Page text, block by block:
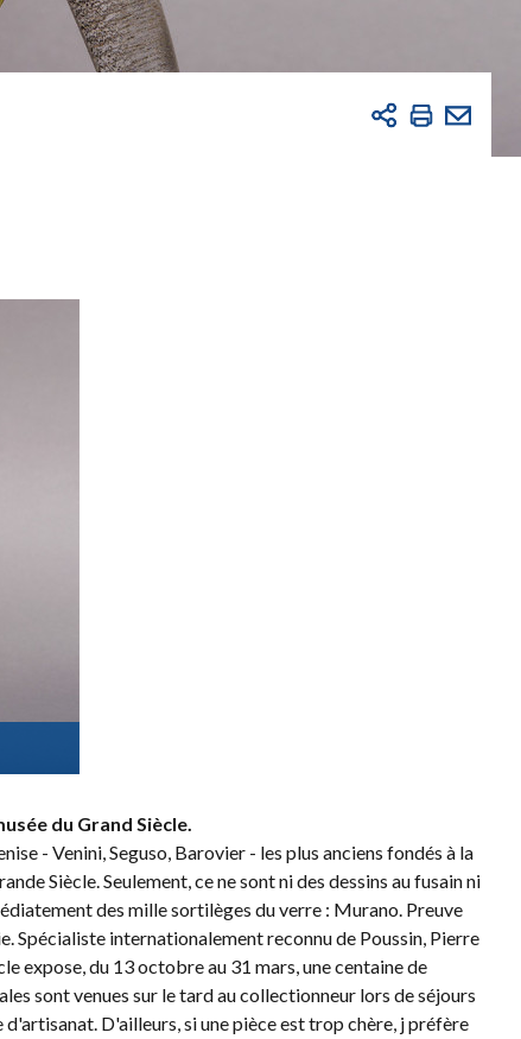
du Grand Siècle.
- Venini, Seguso, Barovier - les plus anciens fondés à la
Siècle. Seulement, ce ne sont ni des dessins au fusain ni
des mille sortilèges du verre : Murano. Preuve
Spécialiste internationalement reconnu de Poussin, Pierre
expose, du 13 octobre au 31 mars, une centaine de
sont venues sur le tard au collectionneur lors de séjours
D'ailleurs, si une pièce est trop chère, j préfère